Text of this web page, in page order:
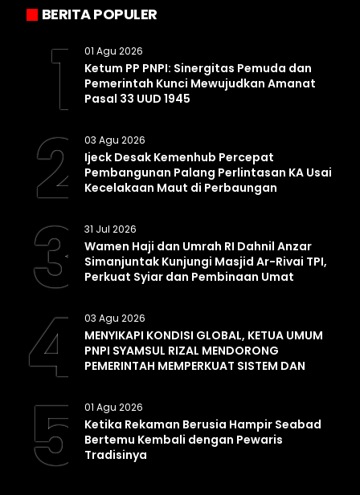
BERITA POPULER
1 01 Agu 2026
Ketum PP PNPI: Sinergitas Pemuda dan
Pemerintah Kunci Mewujudkan Amanat
Pasal 33 UUD 1945
2 03 Agu 2026
Ijeck Desak Kemenhub Percepat
Pembangunan Palang Perlintasan KA Usai
Kecelakaan Maut di Perbaungan
3 31 Jul 2026
Wamen Haji dan Umrah RI Dahnil Anzar
Simanjuntak Kunjungi Masjid Ar-Rivai TPI,
Perkuat Syiar dan Pembinaan Umat
4 03 Agu 2026
MENYIKAPI KONDISI GLOBAL, KETUA UMUM
PNPI SYAMSUL RIZAL MENDORONG
PEMERINTAH MEMPERKUAT SISTEM DAN
5 01 Agu 2026
Ketika Rekaman Berusia Hampir Seabad
Bertemu Kembali dengan Pewaris
Tradisinya